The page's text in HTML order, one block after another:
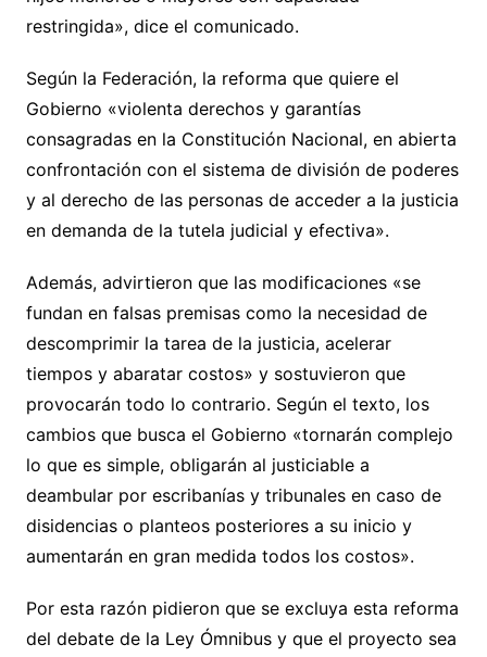
restringida», dice el comunicado.
Según la Federación, la reforma que quiere el
Gobierno «violenta derechos y garantías
consagradas en la Constitución Nacional, en abierta
confrontación con el sistema de división de poderes
y al derecho de las personas de acceder a la justicia
en demanda de la tutela judicial y efectiva».
Además, advirtieron que las modificaciones «se
fundan en falsas premisas como la necesidad de
descomprimir la tarea de la justicia, acelerar
tiempos y abaratar costos» y sostuvieron que
provocarán todo lo contrario. Según el texto, los
cambios que busca el Gobierno «tornarán complejo
lo que es simple, obligarán al justiciable a
deambular por escribanías y tribunales en caso de
disidencias o planteos posteriores a su inicio y
aumentarán en gran medida todos los costos».
Por esta razón pidieron que se excluya esta reforma
del debate de la Ley Ómnibus y que el proyecto sea